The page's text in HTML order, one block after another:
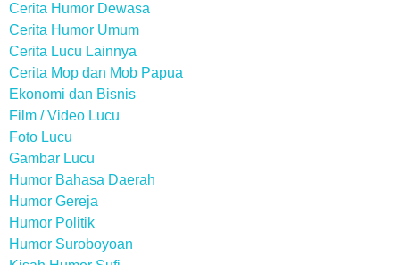
Cerita Humor Dewasa
Cerita Humor Umum
Cerita Lucu Lainnya
Cerita Mop dan Mob Papua
Ekonomi dan Bisnis
Film / Video Lucu
Foto Lucu
Gambar Lucu
Humor Bahasa Daerah
Humor Gereja
Humor Politik
Humor Suroboyoan